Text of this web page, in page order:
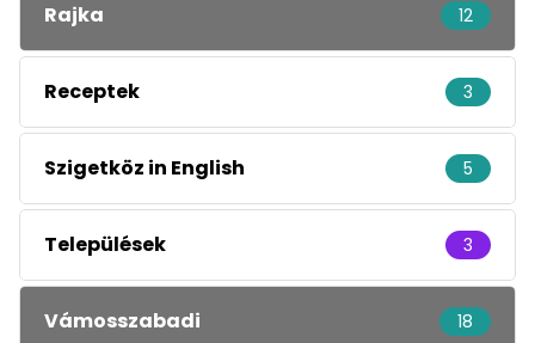
Rajka 12
Receptek 3
Szigetköz in English 5
Települések 3
Vámosszabadi 18